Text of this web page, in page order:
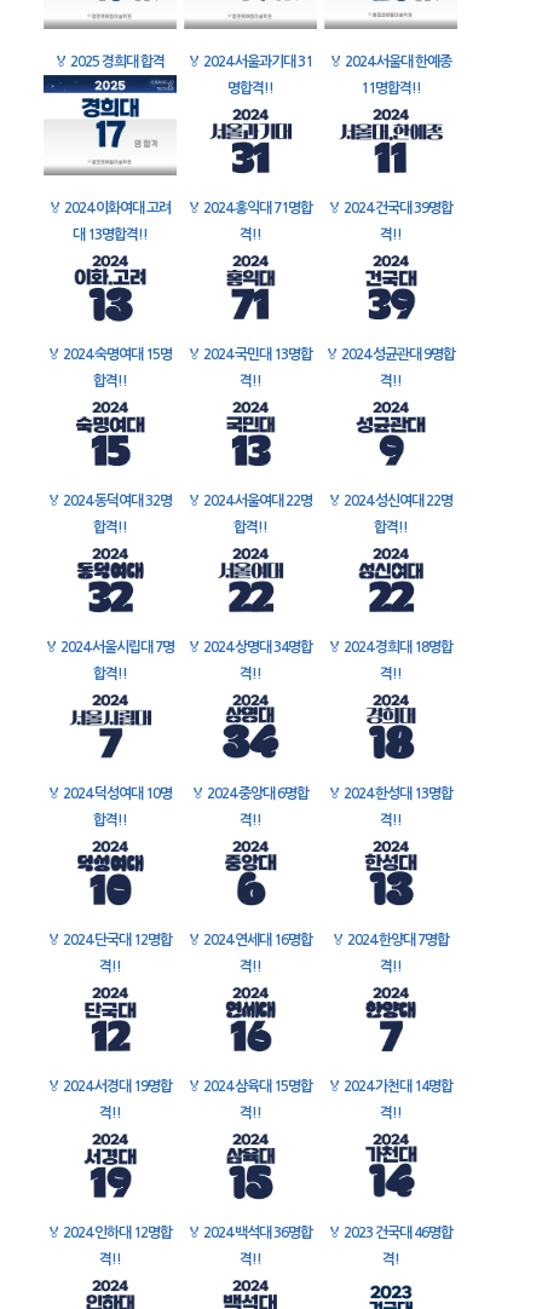
🏅 2025 경희대 합격 🏅 2024 서울과기대 31
명합격!!
🏅 2024 서울대 한예종
11명합격!!
🏅 2024 이화여대 고려
대 13명합격!!
🏅 2024 홍익대 71명합
격!!
🏅 2024 건국대 39명합
격!!
🏅 2024 숙명여대 15명
합격!!
🏅 2024 국민대 13명합
격!!
🏅 2024 성균관대 9명합
격!!
🏅 2024 동덕여대 32명
합격!!
🏅 2024 서울여대 22명
합격!!
🏅 2024 성신여대 22명
합격!!
🏅 2024 서울시립대 7명
합격!!
🏅 2024 상명대 34명합
격!!
🏅 2024 경희대 18명합
격!!
🏅 2024 덕성여대 10명
합격!!
🏅 2024 중앙대 6명합
격!!
🏅 2024 한성대 13명합
격!!
🏅 2024 단국대 12명합
격!!
🏅 2024 연세대 16명합
격!!
🏅 2024 한양대 7명합
격!!
🏅 2024 서경대 19명합
격!!
🏅 2024 삼육대 15명합
격!!
🏅 2024 가천대 14명합
격!!
🏅 2024 인하대 12명합
격!!
🏅 2024 백석대 36명합
격!!
🏅 2023 건국대 46명합
격!